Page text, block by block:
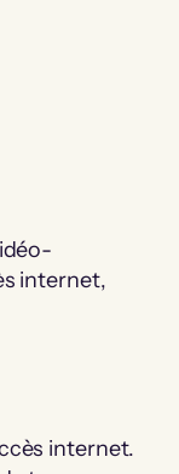
internet,
internet.